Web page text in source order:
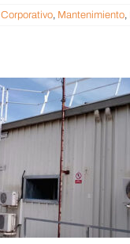
Corporativo, Mantenimiento,